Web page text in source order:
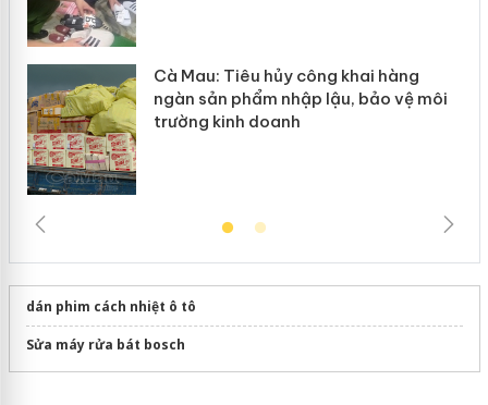
Cà Mau: Tiêu hủy công khai hàng
ngàn sản phẩm nhập lậu, bảo vệ môi
trường kinh doanh
dán phim cách nhiệt ô tô
Sửa máy rửa bát bosch